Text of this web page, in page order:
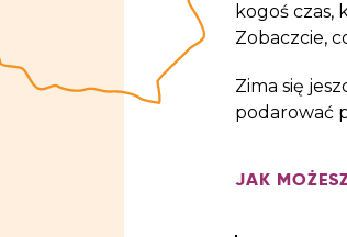
kogoś czas,
Zobaczcie,
Zima się
podarować
JAK